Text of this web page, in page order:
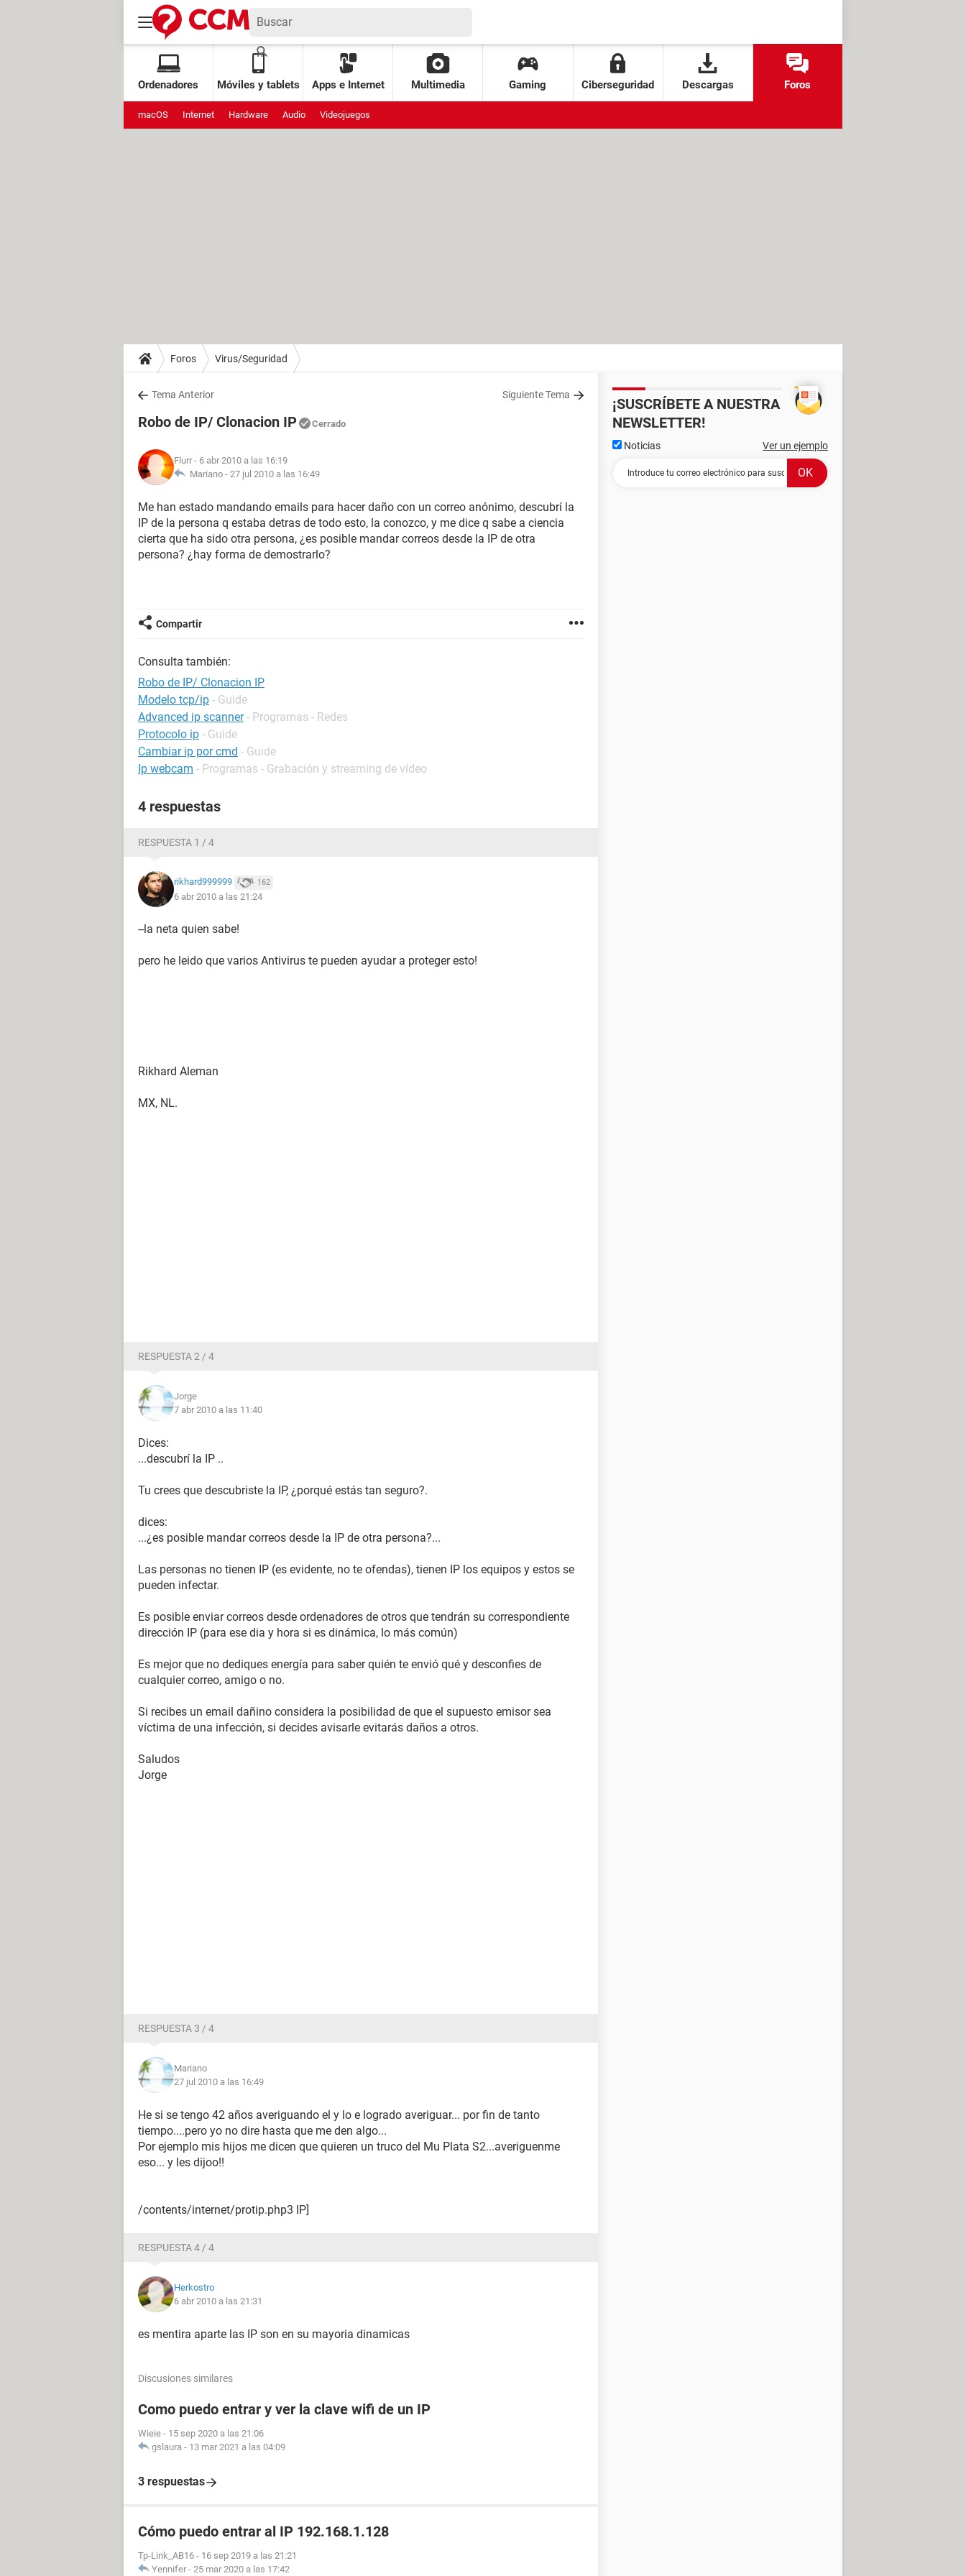
Ordenadores Móviles y tablets Apps e Internet Multimedia Gaming Ciberseguridad Descargas Foros
macOS Internet Hardware Audio Videojuegos
Foros Virus/Seguridad
Tema Anterior Siguiente Tema
Robo de IP/ Clonacion IP Cerrado
Flurr - 6 abr 2010 a las 16:19
Mariano - 27 jul 2010 a las 16:49
Me han estado mandando emails para hacer daño con un correo anónimo, descubrí la
IP de la persona q estaba detras de todo esto, la conozco, y me dice q sabe a ciencia
cierta que ha sido otra persona, ¿es posible mandar correos desde la IP de otra
persona? ¿hay forma de demostrarlo?
Compartir
Consulta también:
Robo de IP/ Clonacion IP
Modelo tcp/ip - Guide
Advanced ip scanner - Programas - Redes
Protocolo ip - Guide
Cambiar ip por cmd - Guide
Ip webcam - Programas - Grabación y streaming de vídeo
4 respuestas
RESPUESTA 1 / 4
rikhard999999 162
6 abr 2010 a las 21:24
--la neta quien sabe!
pero he leido que varios Antivirus te pueden ayudar a proteger esto!
Rikhard Aleman
MX, NL.
RESPUESTA 2 / 4
Jorge
7 abr 2010 a las 11:40
Dices:
...descubrí la IP ..
Tu crees que descubriste la IP, ¿porqué estás tan seguro?.
dices:
...¿es posible mandar correos desde la IP de otra persona?...
Las personas no tienen IP (es evidente, no te ofendas), tienen IP los equipos y estos se
pueden infectar.
Es posible enviar correos desde ordenadores de otros que tendrán su correspondiente
dirección IP (para ese dia y hora si es dinámica, lo más común)
Es mejor que no dediques energía para saber quién te envió qué y desconfies de
cualquier correo, amigo o no.
Si recibes un email dañino considera la posibilidad de que el supuesto emisor sea
víctima de una infección, si decides avisarle evitarás daños a otros.
Saludos
Jorge
RESPUESTA 3 / 4
Mariano
27 jul 2010 a las 16:49
He si se tengo 42 años averiguando el y lo e logrado averiguar... por fin de tanto
tiempo....pero yo no dire hasta que me den algo...
Por ejemplo mis hijos me dicen que quieren un truco del Mu Plata S2...averiguenme
eso... y les dijoo!!
/contents/internet/protip.php3 IP]
RESPUESTA 4 / 4
Herkostro
6 abr 2010 a las 21:31
es mentira aparte las IP son en su mayoria dinamicas
Discusiones similares
Como puedo entrar y ver la clave wifi de un IP
Wieie - 15 sep 2020 a las 21:06
gslaura - 13 mar 2021 a las 04:09
3 respuestas
Cómo puedo entrar al IP 192.168.1.128
Tp-Link_AB16 - 16 sep 2019 a las 21:21
Yennifer - 25 mar 2020 a las 17:42
¡SUSCRÍBETE A NUESTRA
NEWSLETTER!
Noticias Ver un ejemplo